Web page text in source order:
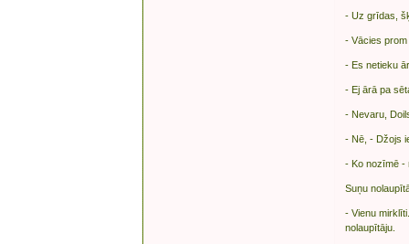
- Uz grīdas,
- Vācies
- Es netieku
- Ej ārā pa
- Nevaru,
- Nē, - Džojs
- Ko nozīmē -
Suņu
- Vienu
nolaupītāju.